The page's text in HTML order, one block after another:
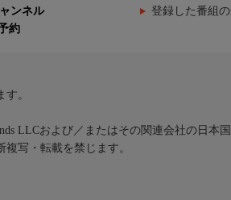
ンネル 登録した番組
約
。
LLCおよび／またはその関連会社の日本
写・転載を禁じます。